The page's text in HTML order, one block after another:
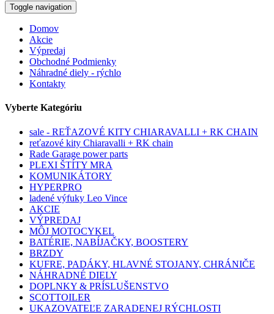
Toggle navigation
Domov
Akcie
Výpredaj
Obchodné Podmienky
Náhradné diely - rýchlo
Kontakty
Vyberte Kategóriu
sale - REŤAZOVÉ KITY CHIARAVALLI + RK CHAIN
reťazové kity Chiaravalli + RK chain
Rade Garage power parts
PLEXI ŠTÍTY MRA
KOMUNIKÁTORY
HYPERPRO
ladené výfuky Leo Vince
AKCIE
VÝPREDAJ
MÔJ MOTOCYKEL
BATÉRIE, NABÍJAČKY, BOOSTERY
BRZDY
KUFRE, PADÁKY, HLAVNÉ STOJANY, CHRÁNIČE
NÁHRADNÉ DIELY
DOPLNKY & PRÍSLUŠENSTVO
SCOTTOILER
UKAZOVATEĽE ZARADENEJ RÝCHLOSTI